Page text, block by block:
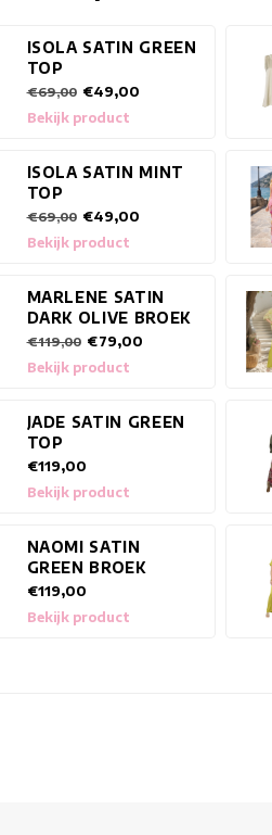
ISOLA SATIN GREEN
TOP
€69,00 €49,00
Bekijk product
ISOLA SATIN MINT
TOP
€69,00 €49,00
Bekijk product
MARLENE SATIN
DARK OLIVE BROEK
€119,00 €79,00
Bekijk product
JADE SATIN GREEN
TOP
€119,00
Bekijk product
NAOMI SATIN
GREEN BROEK
€119,00
Bekijk product